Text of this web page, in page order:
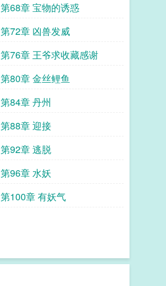
第68章 宝物的诱惑
第72章 凶兽发威
第76章 王爷求收藏感谢
第80章 金丝鲤鱼
第84章 丹州
第88章 迎接
第92章 逃脱
第96章 水妖
第100章 有妖气